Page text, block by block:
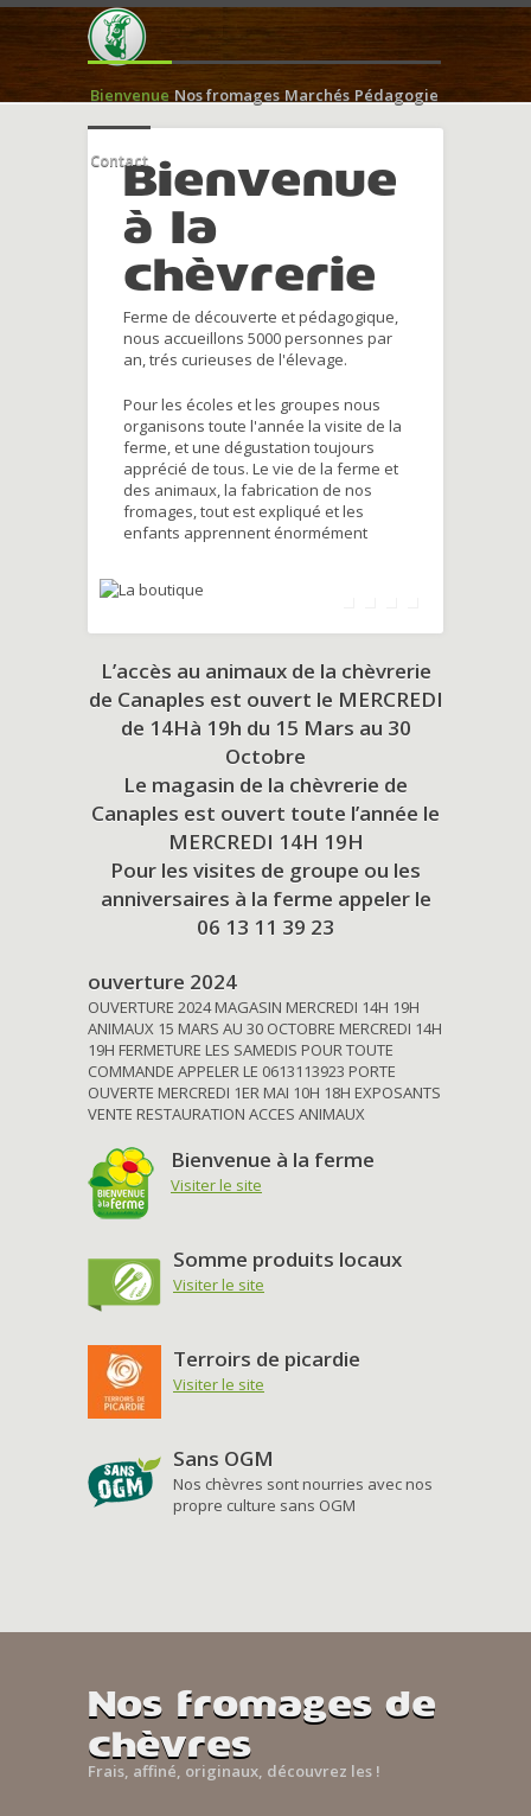
Bienvenue Nos fromages Marchés Pédagogie
ContactBienvenue
à la
chèvrerie
Ferme de découverte et pédagogique,
nous accueillons 5000 personnes par
an, trés curieuses de l'élevage.
Pour les écoles et les groupes nous
organisons toute l'année la visite de la
ferme, et une dégustation toujours
apprécié de tous. Le vie de la ferme et
des animaux, la fabrication de nos
fromages, tout est expliqué et les
enfants apprennent énormément
L’accès au animaux de la chèvrerie
de Canaples est ouvert le MERCREDI
de 14Hà 19h du 15 Mars au 30
Octobre
Le magasin de la chèvrerie de
Canaples est ouvert toute l’année le
MERCREDI 14H 19H
Pour les visites de groupe ou les
anniversaires à la ferme appeler le
06 13 11 39 23
ouverture 2024
OUVERTURE 2024 MAGASIN MERCREDI 14H 19H
ANIMAUX 15 MARS AU 30 OCTOBRE MERCREDI 14H
19H FERMETURE LES SAMEDIS POUR TOUTE
COMMANDE APPELER LE 0613113923 PORTE
OUVERTE MERCREDI 1ER MAI 10H 18H EXPOSANTS
VENTE RESTAURATION ACCES ANIMAUX
Bienvenue à la ferme
Visiter le site
Somme produits locaux
Visiter le site
Terroirs de picardie
Visiter le site
Sans OGM
Nos chèvres sont nourries avec nos
propre culture sans OGM
Nos fromages de
chèvres
Frais, affiné, originaux, découvrez les !